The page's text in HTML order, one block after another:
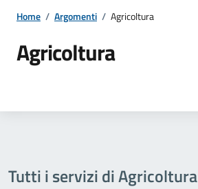
Home / Argomenti / Agricoltura
Agricoltura
Tutti i servizi di Agricoltura